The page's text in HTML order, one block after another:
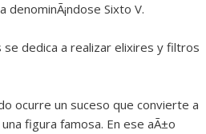
Sixto V.
dedica a realizar elixires y filtros
ocurre un suceso que convierte a
figura famosa. En ese aÃ±o